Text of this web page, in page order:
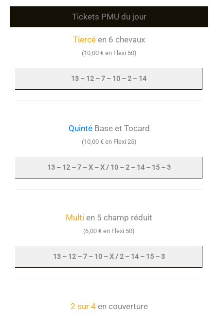
Tickets PMU du jour
Tiercé en 6 chevaux
(10,00 € en Flexi 50)
13 – 12 – 7 – 10 – 2 – 14
QuintéBase et Tocard
(10,00 € en Flexi 25)
13 – 12 – 7 – X – X / 10 – 2 – 14 – 15 – 3
Multi en 5 champ réduit
(6,00 € en Flexi 50)
13 – 12 – 7 – 10 – X / 2 – 14 – 15 – 3
2 sur 4en couverture